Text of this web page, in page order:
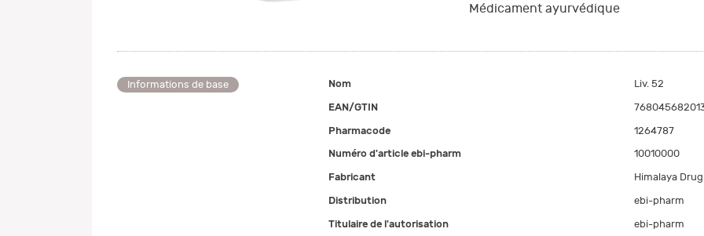
Médicament ayurvédique
Informations de base Nom
Liv. 52
EAN/GTIN
Pharmacode
1264787
Numéro d'article ebi-pharm
10010000
Fabricant
Himalaya
Distribution
ebi-pharm
Titulaire de l'autorisation
ebi-pharm